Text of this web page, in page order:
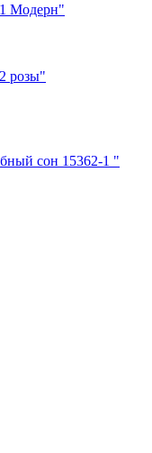
1 Модерн"
розы"
сон 15362-1 "